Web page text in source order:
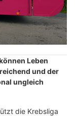
Leben
und der
ungleich
die Krebsliga